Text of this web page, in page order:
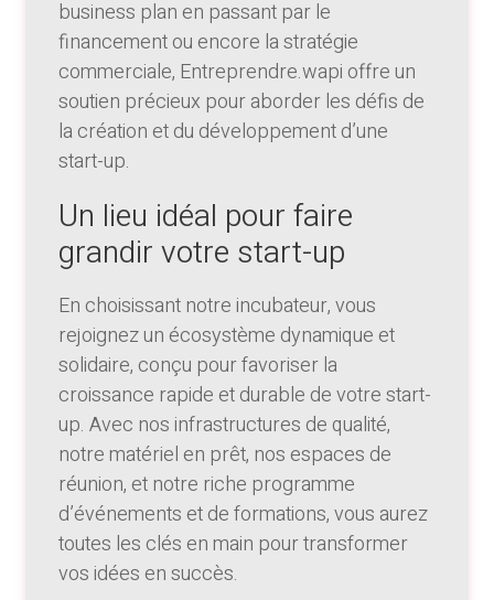
business plan en passant par le
financement ou encore la stratégie
commerciale, Entreprendre.wapi offre un
soutien précieux pour aborder les défis de
la création et du développement d’une
start-up.
Un lieu idéal pour faire
grandir votre start-up
En choisissant notre incubateur, vous
rejoignez un écosystème dynamique et
solidaire, conçu pour favoriser la
croissance rapide et durable de votre start-
up. Avec nos infrastructures de qualité,
notre matériel en prêt, nos espaces de
réunion, et notre riche programme
d’événements et de formations, vous aurez
toutes les clés en main pour transformer
vos idées en succès.